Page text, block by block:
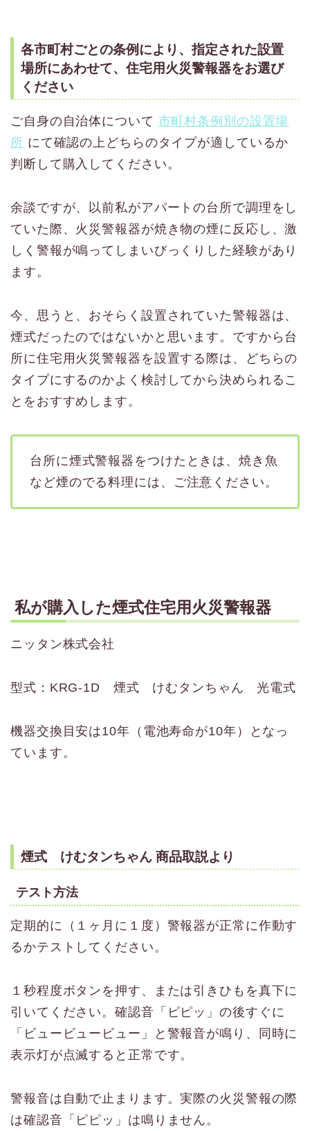
各市町村ごとの条例により、指定された設置
場所にあわせて、住宅用火災警報器をお選び
ください
ご自身の自治体について 市町村条例別の設置場
所 にて確認の上どちらのタイプが適しているか
判断して購入してください。
余談ですが、以前私がアパートの台所で調理をし
ていた際、火災警報器が焼き物の煙に反応し、激
しく警報が鳴ってしまいびっくりした経験があり
ます。
今、思うと、おそらく設置されていた警報器は、
煙式だったのではないかと思います。ですから台
所に住宅用火災警報器を設置する際は、どちらの
タイプにするのかよく検討してから決められるこ
とをおすすめします。
台所に煙式警報器をつけたときは、焼き魚
など煙のでる料理には、ご注意ください。
私が購入した煙式住宅用火災警報器
ニッタン株式会社
型式：KRG-1D 煙式 けむタンちゃん 光電式
機器交換目安は10年（電池寿命が10年）となっ
ています。
煙式 けむタンちゃん 商品取説より
テスト方法
定期的に（１ヶ月に１度）警報器が正常に作動す
るかテストしてください。
１秒程度ボタンを押す、または引きひもを真下に
引いてください。確認音「ピピッ」の後すぐに
「ビュービュービュー」と警報音が鳴り、同時に
表示灯が点滅すると正常です。
警報音は自動で止まります。実際の火災警報の際
は確認音「ピピッ」は鳴りません。